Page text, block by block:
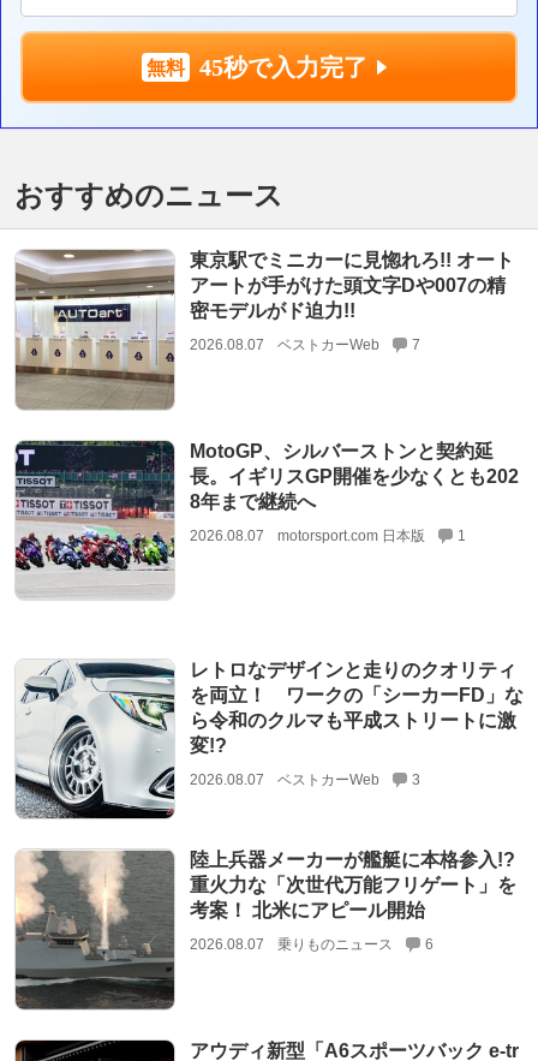
45秒で入力完了
おすすめのニュース
東京駅でミニカーに見惚れろ!! オート
アートが手がけた頭文字Dや007の精
密モデルがド迫力!!
2026.08.07 ベストカーWeb 7
MotoGP、シルバーストンと契約延
長。イギリスGP開催を少なくとも202
8年まで継続へ
2026.08.07 motorsport.com 日本版 1
レトロなデザインと走りのクオリティ
を両立！ ワークの「シーカーFD」な
ら令和のクルマも平成ストリートに激
変!?
2026.08.07 ベストカーWeb 3
陸上兵器メーカーが艦艇に本格参入!?
重火力な「次世代万能フリゲート」を
考案！ 北米にアピール開始
2026.08.07 乗りものニュース 6
アウディ新型「A6スポーツバック e-tr